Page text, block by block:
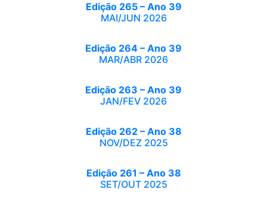
Edição 265 – Ano 39
MAI/JUN 2026
Edição 264 – Ano 39
MAR/ABR 2026
Edição 263 – Ano 39
JAN/FEV 2026
Edição 262 – Ano 38
NOV/DEZ 2025
Edição 261 – Ano 38
SET/OUT 2025